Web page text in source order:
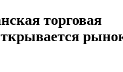
торговая